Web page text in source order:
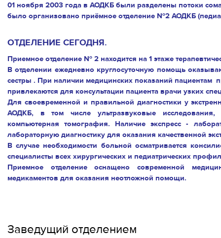
01 ноября 2003 года в АОДКБ были разделены потоки
было организовано приёмное отделение №2 АОДКБ
ОТДЕЛЕНИЕ СЕГОДНЯ.
Приемное отделение № 2 находится на 1 этаже
В отделении ежедневно круглосуточную помощь
сестры . При наличии медицинских показаний пациентам
привлекаются для консультации пациента врачи узких
Для своевременной и правильной диагностики у
АОДКБ, в том числе ультразвуковые исследования,
компьютерная томография. Наличие экспресс -
лабораторную диагностику для оказания качественной
В случае необходимости больной осматривается
специалисты всех хирургических и педиатрических
Приемное отделение оснащено современной
медикаментов для оказания неотложной помощи.
Заведущий отделением